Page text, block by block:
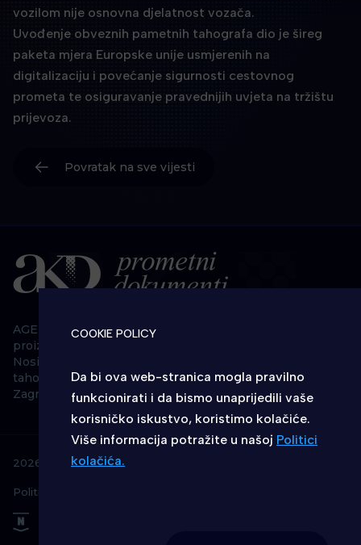
vozilom nije osnovna djelatnost vozača.
Uvođenje obveznih pametnih tahografa dio je šireg
paketa mjera Europske unije usmjerenih na
digitalizaciju i povećanje sigurnosti cestovnog
prometa te osiguravanje pravednijih uvjeta na tržištu
prijevoza.
Povratak na sve vijesti
AGENCIJA ZA KOMERCIJALNU DJELATNOST
proizvodno, uslužno i trgovačko d.o.o.
Nositelj javne ovlasti izdavanja memorijskih kartica
tahografa, Ured za javne ovlasti, Savska 28/1. kat, 10 000
Zagreb
2026 © AKD - Sva prava pridržana
Politika kolačića
COOKIE POLICY
Da bi ova web-stranica mogla pravilno
funkcionirati i da bismo unaprijedili vaše
korisničko iskustvo, koristimo kolačiće.
Više informacija potražite u našoj Politici
kolačića.